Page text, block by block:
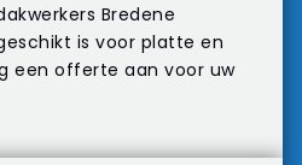
Bredene
is voor platte en
een offerte aan voor uw